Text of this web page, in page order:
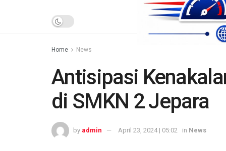
HOME NEWS
Home News
Antisipasi
di SMKN 2 Jepara
by admin April 23, 2024 | 05:02 in News